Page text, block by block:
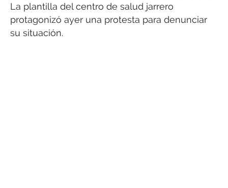
La plantilla del centro de salud jarrero
protagonizó ayer una protesta para denunciar
su situación.